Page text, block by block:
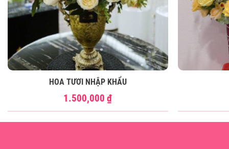
HOA TƯƠI NHẬP KHẨU
1.500,000₫